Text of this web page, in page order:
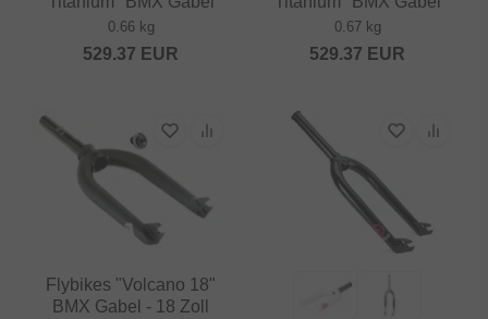
0.66 kg
529.37 EUR
0.67 kg
529.37 EUR
Flybikes "Volcano 18"
BMX Gabel - 18 Zoll